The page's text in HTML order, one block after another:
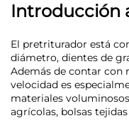
Introducción
El pretriturador está
diámetro, dientes de
Además de contar con
velocidad es
materiales
agrícolas, bolsas